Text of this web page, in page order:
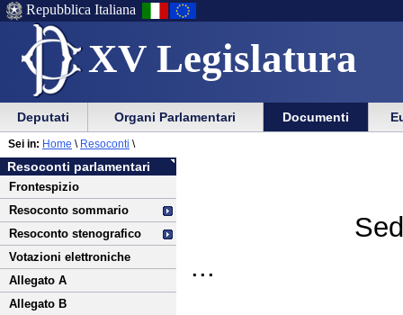
XV Legislatura
Menu
di
ausilio
alla
navigazione
Vai
Menu
di
navigazione
principale
Repubblica Italiana
Menu
di
navigazione
principale
Vai
menu
di
sezione
Deputati Organi Parlamentari Documenti
Vai
al
contenuto
Resoconti parlamentari
Frontespizio
Resoconto sommario
Resoconto stenografico
Votazioni elettroniche
Allegato A
Allegato B
Sei in: Home \ Resoconti \
...